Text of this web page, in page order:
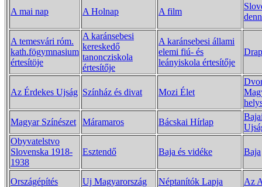
A mai nap A Holnap A film
A temesvári róm.
kath.fögymnasium
értesítöje
A karánsebesi
kereskedő
tanoncziskola
értesítője
A karánsebesi állami
elemi fiú- és
leányiskola értesítője
Az Érdekes Ujság Színház és divat Mozi Élet
Magyar Színészet
Máramaros Bácskai Hírlap
Obyvatelstvo
Slovenska 1918-
1938
Esztendő Baja és vidéke Baja
Országépítés Uj Magyarország Néptanítók Lapja Az